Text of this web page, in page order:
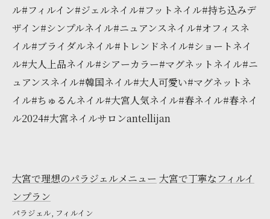
ル#フィルイン#ジェルネイル#フットネイル#持ち込みデ
ザイン#シンプルネイル#ニュアンスネイル#オフィスネ
イル#ブライダルネイル#トレンドネイル#ショートネイ
ル#大人上品ネイル#シアーカラー#マグネットネイル#ニ
ュアンスネイル#韓国ネイル#大人可愛い#マグネットネ
イル#ちゅるんネイル#大宮人気ネイル#春ネイル#春ネイ
ル2024#大宮ネイルサロンantellijan
大宮で理想のパラジェルメニュー 大宮で丁寧なフィルイ
ンプラン
パラジェル フィルイン